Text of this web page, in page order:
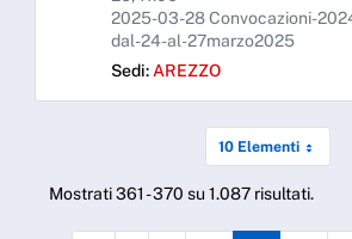
2025-03-28 Convocazioni-
dal-24-al-27marzo2025
Sedi: AREZZO
10 Elementi
Mostrati 361 - 370 su 1.087 risultati.